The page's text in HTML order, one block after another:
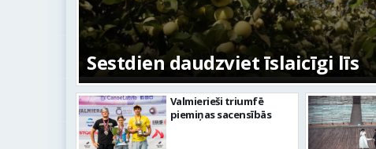
Sestdien daudzviet īslaicīgi līs
Valmierieši triumfē
piemiņas sacensībās